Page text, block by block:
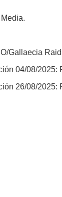
Gallaecia Raid
04/08/2025:
26/08/2025: